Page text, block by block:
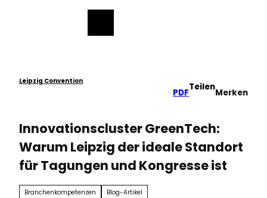
Leipzig Convention
PDF
Teilen
Merken
Innovationscluster GreenTech:
Warum Leipzig der ideale Standort
für Tagungen und Kongresse ist
Branchenkompetenzen Blog-Artikel